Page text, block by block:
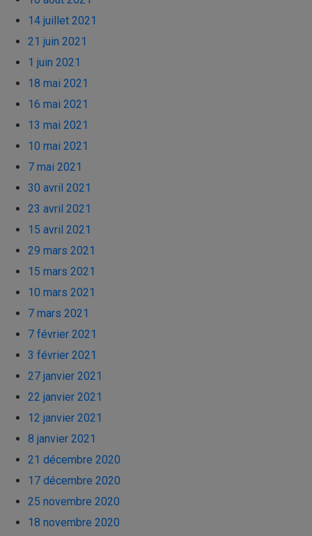
14 juillet 2021
21 juin 2021
1 juin 2021
18 mai 2021
16 mai 2021
13 mai 2021
10 mai 2021
7 mai 2021
30 avril 2021
23 avril 2021
15 avril 2021
29 mars 2021
15 mars 2021
10 mars 2021
7 mars 2021
7 février 2021
3 février 2021
27 janvier 2021
22 janvier 2021
12 janvier 2021
8 janvier 2021
21 décembre 2020
17 décembre 2020
25 novembre 2020
18 novembre 2020